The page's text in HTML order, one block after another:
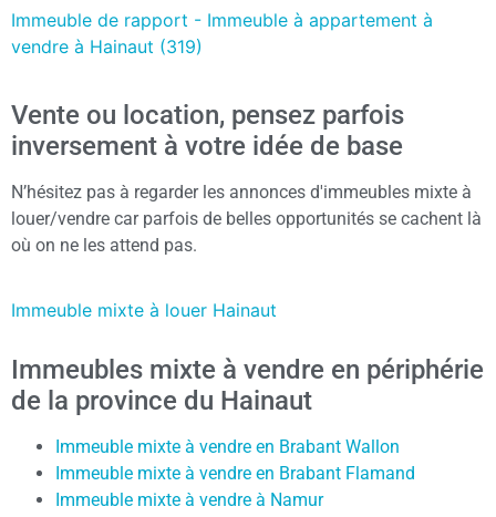
Immeuble de rapport - Immeuble à appartement à
vendre à Hainaut (319)
Vente ou location, pensez parfois
inversement à votre idée de base
N’hésitez pas à regarder les annonces d'immeubles mixte à
louer/vendre car parfois de belles opportunités se cachent là
où on ne les attend pas.
Immeuble mixte à louer Hainaut
Immeubles mixte à vendre en périphérie
de la province du Hainaut
Immeuble mixte à vendre en Brabant Wallon
Immeuble mixte à vendre en Brabant Flamand
Immeuble mixte à vendre à Namur